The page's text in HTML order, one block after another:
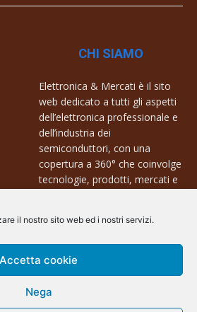
il nostro sito web ed i nostri servizi.
Accetta cookie
Nega
CHI SIAMO
Elettronica & Mercati è il sito
web dedicato a tutti gli aspetti
dell’elettronica professionale e
dell’industria dei
semiconduttori, con una
copertura a 360° che coinvolge
tecnologie, prodotti, mercati e
Contatti:
info@arscommunication.it